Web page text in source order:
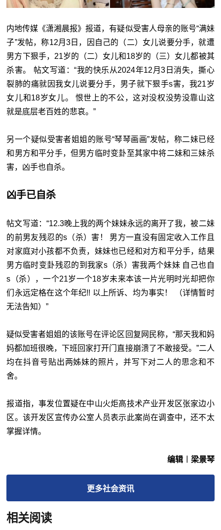
内地传媒《潇湘晨报》报道，有疑似受害人母亲的账号“满妹
子”发帖，称12月3日，因自己的（二）女儿说要分手，就遭
男方下狠手，21岁的（二）女儿和18岁的（三）女儿都被其
杀害。 帖文写道：“我的快乐从2024年12月3日消失，撕心
裂肺的痛就因我女儿说要分手，男子就下狠手s害，我21岁
女儿和18岁女儿。 恨世上的不公，这对没权没势没靠山这
就是底层老百姓的悲哀。”
另一个疑似受害者姐姐的账号“琴琴画画”发帖，称二妹已经
和男方和平分手，但男方临时变卦至其家中将二妹和三妹杀
害，凶手也自杀。
凶手已自杀
帖文写道：“12.3晚上我的两个妹妹永远的离开了我，被二妹
的前男友残忍的s（杀）害！ 男方一直没有固定收入工作且
对家庭对小孩都不负责，妹妹也已经和对方和平分手，结果
男方临时变卦残忍的到我家s（杀）害我两个妹妹 自己也自
s（杀），一个21岁一个18岁未来本该一片光明时光却把你
们永远定格在这个年纪!! 以上所诉、均为事实！ （详情暂时
无法告知）”
疑似受害者姐姐的该账号在评论区回复网民称，“那天我和妈
妈都加班很晚，下班回家打开门直接崩溃了不敢接受。”二人
均在抖音号贴出两姊妹的照片，并写下对二人的思念和不
舍。
报道指，事发位置疑在中山火炬高技术产业开发区张家边小
区。该开发区宣传办公室人员表示此案尚在调查中，还不太
掌握详情。
编辑︱梁景琴
更多社会资讯
相关阅读